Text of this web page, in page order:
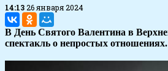
14:1326 января 2024
В День Святого Валентина в
спектакль о непростых отношениях.